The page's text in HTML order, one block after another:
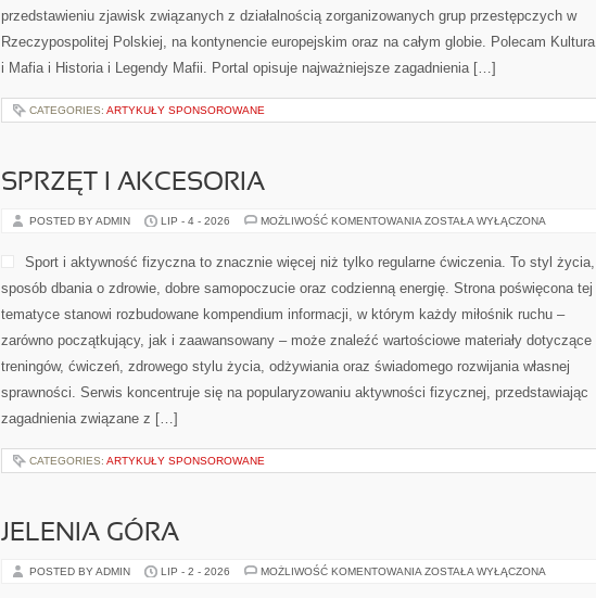
przedstawieniu zjawisk związanych z działalnością zorganizowanych grup przestępczych w
Rzeczypospolitej Polskiej, na kontynencie europejskim oraz na całym globie. Polecam Kultura
i Mafia i Historia i Legendy Mafii. Portal opisuje najważniejsze zagadnienia […]
CATEGORIES: ARTYKUŁY SPONSOROWANE
SPRZĘT I AKCESORIA
POSTED BY ADMIN LIP - 4 - 2026 MOŻLIWOŚĆ KOMENTOWANIA SPRZĘT
ZOSTAŁA WYŁĄCZONA
Sport i aktywność fizyczna to znacznie więcej niż tylko regularne ćwiczenia. To styl życia,
sposób dbania o zdrowie, dobre samopoczucie oraz codzienną energię. Strona poświęcona tej
tematyce stanowi rozbudowane kompendium informacji, w którym każdy miłośnik ruchu –
zarówno początkujący, jak i zaawansowany – może znaleźć wartościowe materiały dotyczące
treningów, ćwiczeń, zdrowego stylu życia, odżywiania oraz świadomego rozwijania własnej
sprawności. Serwis koncentruje się na popularyzowaniu aktywności fizycznej, przedstawiając
zagadnienia związane z […]
CATEGORIES: ARTYKUŁY SPONSOROWANE
JELENIA GÓRA
POSTED BY ADMIN LIP - 2 - 2026 MOŻLIWOŚĆ KOMENTOWANIA JELENIA
ZOSTAŁA WYŁĄCZONA